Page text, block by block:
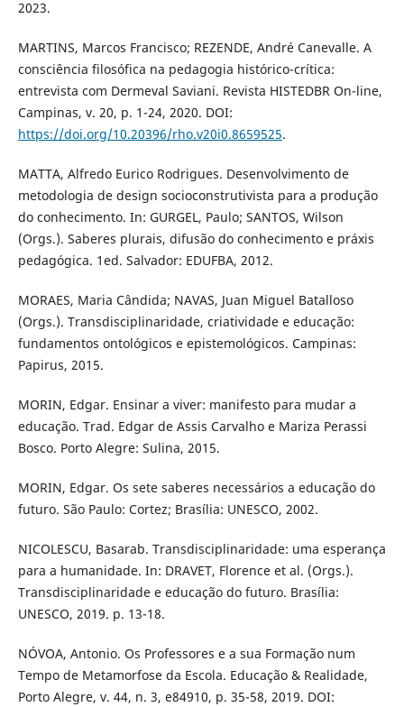
2023.
MARTINS, Marcos Francisco; REZENDE, André Canevalle. A
consciência filosófica na pedagogia histórico-crítica:
entrevista com Dermeval Saviani. Revista HISTEDBR On-line,
Campinas, v. 20, p. 1-24, 2020. DOI:
https://doi.org/10.20396/rho.v20i0.8659525.
MATTA, Alfredo Eurico Rodrigues. Desenvolvimento de
metodologia de design socioconstrutivista para a produção
do conhecimento. In: GURGEL, Paulo; SANTOS, Wilson
(Orgs.). Saberes plurais, difusão do conhecimento e práxis
pedagógica. 1ed. Salvador: EDUFBA, 2012.
MORAES, Maria Cândida; NAVAS, Juan Miguel Batalloso
(Orgs.). Transdisciplinaridade, criatividade e educação:
fundamentos ontológicos e epistemológicos. Campinas:
Papirus, 2015.
MORIN, Edgar. Ensinar a viver: manifesto para mudar a
educação. Trad. Edgar de Assis Carvalho e Mariza Perassi
Bosco. Porto Alegre: Sulina, 2015.
MORIN, Edgar. Os sete saberes necessários a educação do
futuro. São Paulo: Cortez; Brasília: UNESCO, 2002.
NICOLESCU, Basarab. Transdisciplinaridade: uma esperança
para a humanidade. In: DRAVET, Florence et al. (Orgs.).
Transdisciplinaridade e educação do futuro. Brasília:
UNESCO, 2019. p. 13-18.
NÓVOA, Antonio. Os Professores e a sua Formação num
Tempo de Metamorfose da Escola. Educação & Realidade,
Porto Alegre, v. 44, n. 3, e84910, p. 35-58, 2019. DOI: